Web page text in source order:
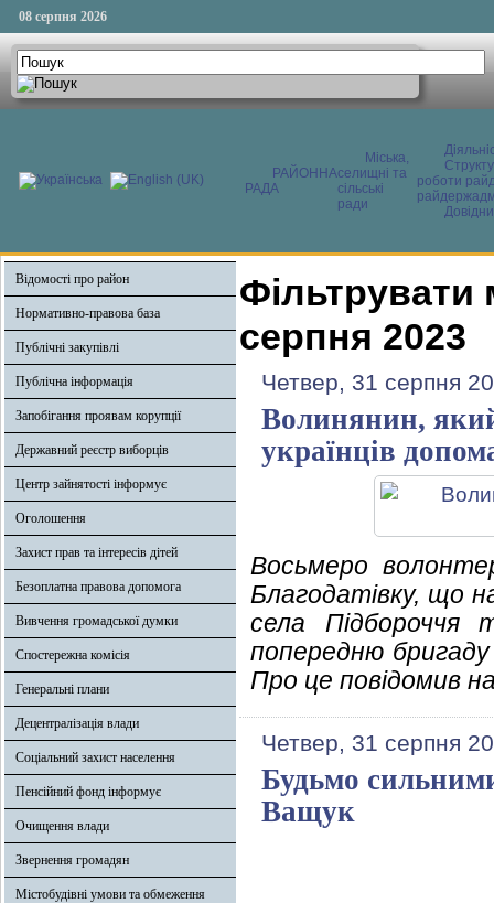
08 серпня 2026
РАЙОННА
РАДА
Міська,
селищні та
сільські
ради
роботи
Відомості про район
Нормативно-правова база
Публічні закупівлі
Публічна інформація
Запобігання проявам корупції
Державний реєстр виборців
Центр зайнятості інформує
Оголошення
Захист прав та інтересів дітей
Безоплатна правова допомога
Вивчення громадської думки
Спостережна комісія
Генеральні плани
Децентралізація влади
Соціальний захист населення
Пенсійний фонд інформує
Очищення влади
Звернення громадян
Містобудівні умови та обмеження
Фільтрувати
серпня 2023
Четвер, 31 серпня
Волинянин, який
українців
Восьмеро
Благодатівку, що
села Підбороччя
попередню
Про це повідомив
Четвер, 31 серпня
Будьмо
Ващук